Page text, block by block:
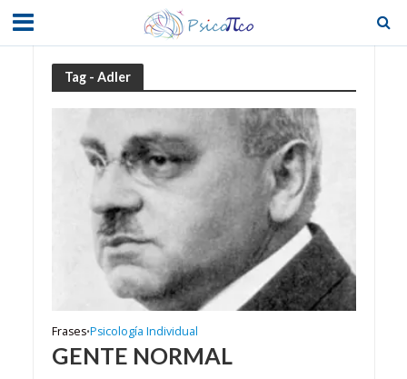
Tag - Adler
Frases•Psicología Individual
GENTE NORMAL